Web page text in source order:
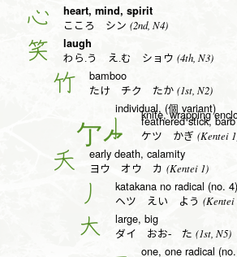
心 heart, mind, spirit
こころ シン (2nd, N4)
笑 laugh
わら.う え.む ショウ (4th, N3)
竹 bamboo
たけ チク たか (1st, N2)
individual, (個 variant)
knife, wrapping
亅 feathered stick,
ケツ かぎ (Kentei
夭 early death, calamity
ヨウ オウ カ (Kentei 1)
丿 katakana no radical (no. 4)
ヘツ えい よう (Kentei
大 large, big
ダイ おお- た (1st, N5)
one, one radical